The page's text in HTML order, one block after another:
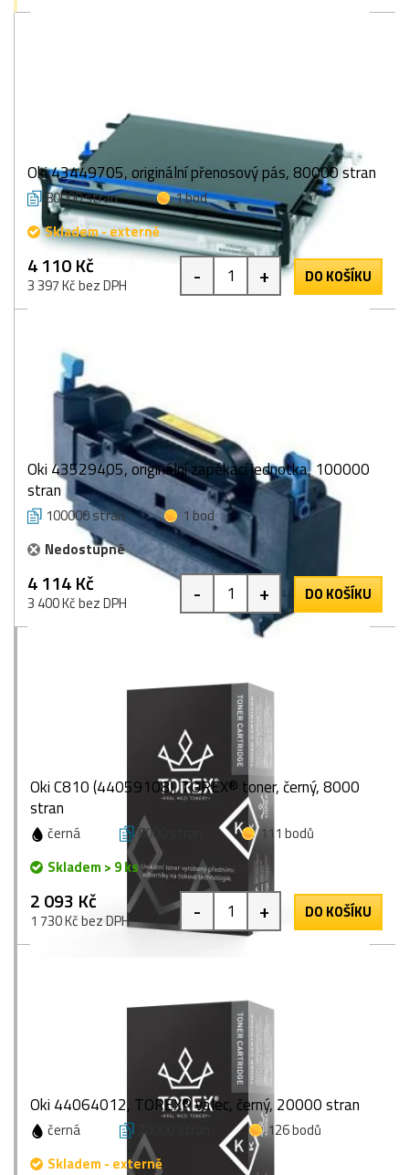
Oki 43449705, originální přenosový pás, 80000 stran
80000 stran
1 bod
Skladem - externě
4 110 Kč
3 397 Kč bez DPH - + DO KOŠÍKU
Oki 43529405, originální zapékací jednotka, 100000
stran
100000 stran
1 bod
Nedostupné
4 114 Kč
3 400 Kč bez DPH - + DO KOŠÍKU
Oki C810 (44059108), TOREX® toner, černý, 8000
stran
černá 8000 stran
111 bodů
Skladem > 9 ks
2 093 Kč
1 730 Kč bez DPH - + DO KOŠÍKU
Oki 44064012, TOREX® válec, černý, 20000 stran
černá 20000 stran
126 bodů
Skladem - externě